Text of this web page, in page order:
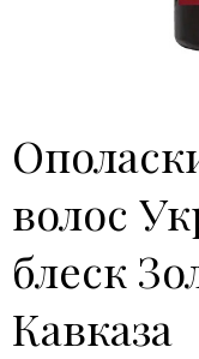
волос
блеск
Кавказа